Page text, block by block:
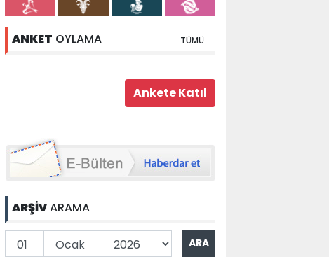
ANKET OYLAMA TÜMÜ
ARŞİVARAMA